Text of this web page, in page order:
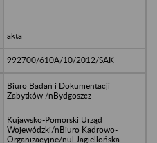
akta
992700/610A/10/2012/SAK
Biuro Badań i Dokumentacji
Zabytków /nBydgoszcz
Kujawsko-Pomorski Urząd
Wojewódzki/nBiuro Kadrowo-
Organizacyjne/nul.Jagiellońska